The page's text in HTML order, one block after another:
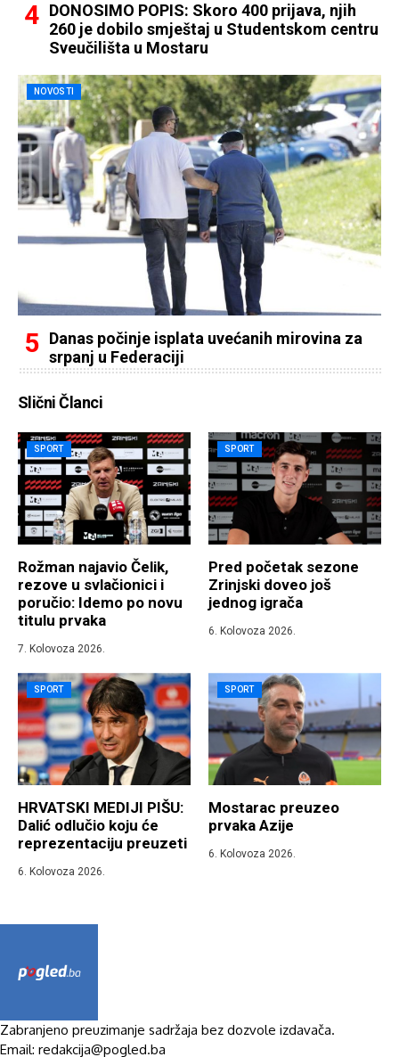
DONOSIMO POPIS: Skoro 400 prijava, njih
260 je dobilo smještaj u Studentskom centru
Sveučilišta u Mostaru
NOVOSTI
Danas počinje isplata uvećanih mirovina za
srpanj u Federaciji
Slični Članci
SPORT
Rožman najavio Čelik,
rezove u svlačionici i
poručio: Idemo po novu
titulu prvaka
7. Kolovoza 2026.
SPORT
Pred početak sezone
Zrinjski doveo još
jednog igrača
6. Kolovoza 2026.
SPORT
HRVATSKI MEDIJI PIŠU:
Dalić odlučio koju će
reprezentaciju preuzeti
6. Kolovoza 2026.
SPORT
Mostarac preuzeo
prvaka Azije
6. Kolovoza 2026.
Zabranjeno preuzimanje sadržaja bez dozvole izdavača.
Email: redakcija@pogled.ba